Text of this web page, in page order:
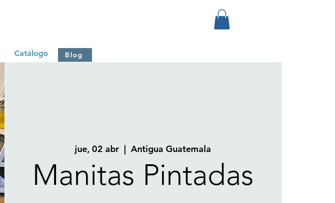
Catálogo Blog
jue, 02 abr
  |
Antigua Guatemala
Manitas Pintadas